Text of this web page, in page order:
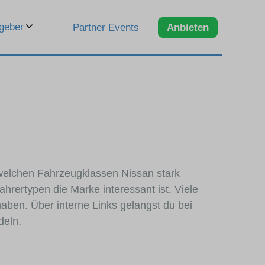
Partner Events Anbieten
Fahrzeugklassen Nissan stark
die Marke interessant ist. Viele
Über interne Links gelangst du bei